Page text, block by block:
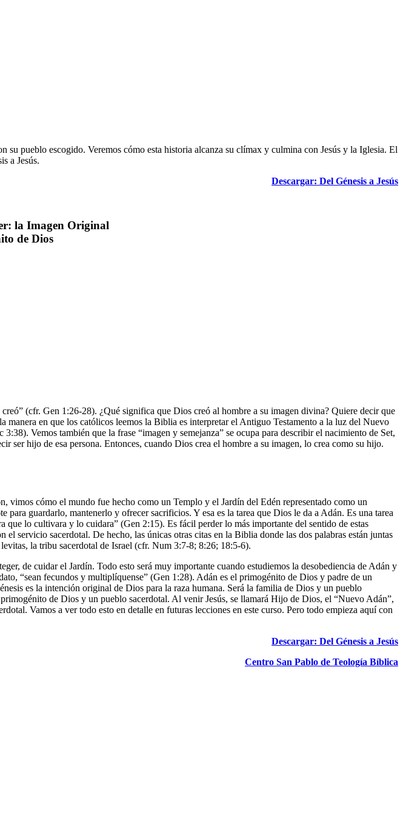
pueblo escogido. Veremos cómo esta historia alcanza su clímax y culmina con Jesús y la Iglesia. El
a Jesús.
Descargar: Del Génesis a Jesús
la Imagen Original
de Dios
(cfr. Gen 1:26-28). ¿Qué significa que Dios creó al hombre a su imagen divina? Quiere decir que
en que los católicos leemos la Biblia es interpretar el Antiguo Testamento a la luz del Nuevo
Vemos también que la frase “imagen y semejanza” se ocupa para describir el nacimiento de Set,
hijo de esa persona. Entonces, cuando Dios crea el hombre a su imagen, lo crea como su hijo.
cómo el mundo fue hecho como un Templo y el Jardín del Edén representado como un
guardarlo, mantenerlo y ofrecer sacrificios. Y esa es la tarea que Dios le da a Adán. Es una tarea
que lo cultivara y lo cuidara” (Gen 2:15). Es fácil perder lo más importante del sentido de estas
servicio sacerdotal. De hecho, las únicas otras citas en la Biblia donde las dos palabras están juntas
la tribu sacerdotal de Israel (cfr. Num 3:7-8; 8:26; 18:5-6).
de cuidar el Jardín. Todo esto será muy importante cuando estudiemos la desobediencia de Adán y
“sean fecundos y multiplíquense” (Gen 1:28). Adán es el primogénito de Dios y padre de un
es la intención original de Dios para la raza humana. Será la familia de Dios y un pueblo
de Dios y un pueblo sacerdotal. Al venir Jesús, se llamará Hijo de Dios, el “Nuevo Adán”,
Vamos a ver todo esto en detalle en futuras lecciones en este curso. Pero todo empieza aquí con
Descargar: Del Génesis a Jesús
Centro San Pablo de Teología Bíblica